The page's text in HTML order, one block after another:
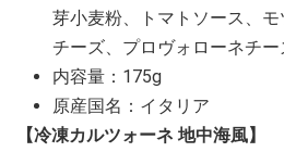
芽小麦粉、トマトソース、
チーズ、プロヴォローネチ
内容量：175g
原産国名：イタリア
【冷凍カルツォーネ 地中海風】